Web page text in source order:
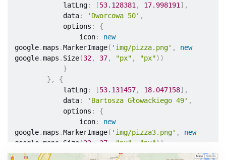
            latLng
: [53.128381 , 17.998191 ] ,
            data
: 'Dworcowa 50' ,
            options
:
{
                icon
:
new
google.maps .MarkerImage( 'img/pizza.png' ,
new
google.maps . Size(32, 37, "px" , "px") )
}
} ,
{
            latLng
: [53.131457, 18.047158] ,
            data
: 'Bartosza Głowackiego 49' ,
            options
:
{
                icon
:
new
google.maps .MarkerImage( 'img/pizza3.png' ,
new
google. maps Size(32, 37, "px" "px") )
}